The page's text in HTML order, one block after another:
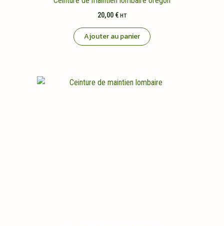
20,00 € HT
Ajouter au panier